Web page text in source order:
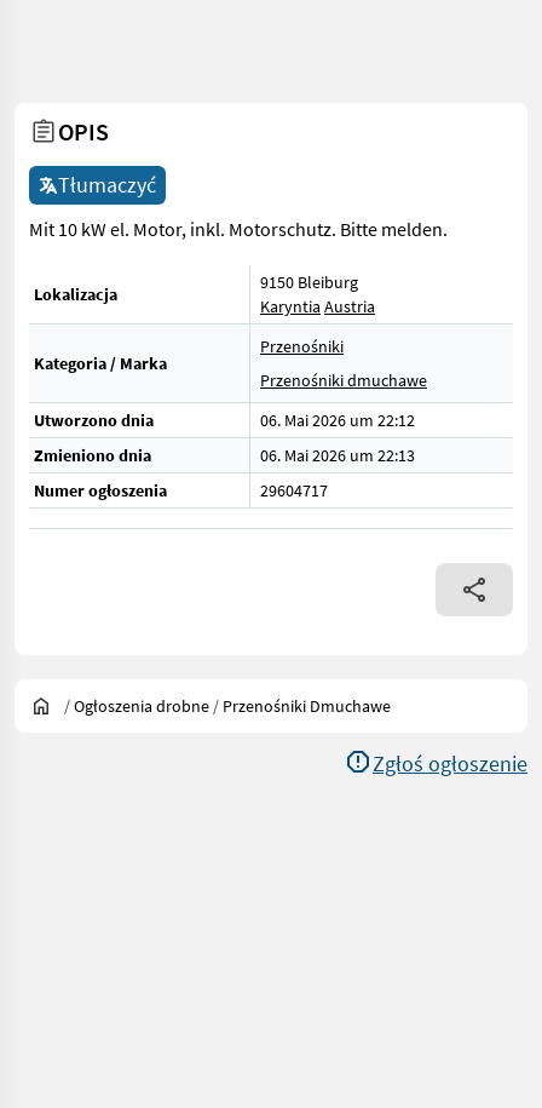
OPIS
Tłumaczyć
Mit 10 kW el. Motor, inkl. Motorschutz. Bitte melden.
Lokalizacja
9150 Bleiburg
Karyntia Austria
Kategoria / Marka
Przenośniki
Przenośniki dmuchawe
Utworzono dnia
06. Mai 2026 um 22:12
Zmieniono dnia
06. Mai 2026 um 22:13
Numer ogłoszenia
29604717
/Ogłoszenia drobne / Przenośniki Dmuchawe
Zgłoś ogłoszenie